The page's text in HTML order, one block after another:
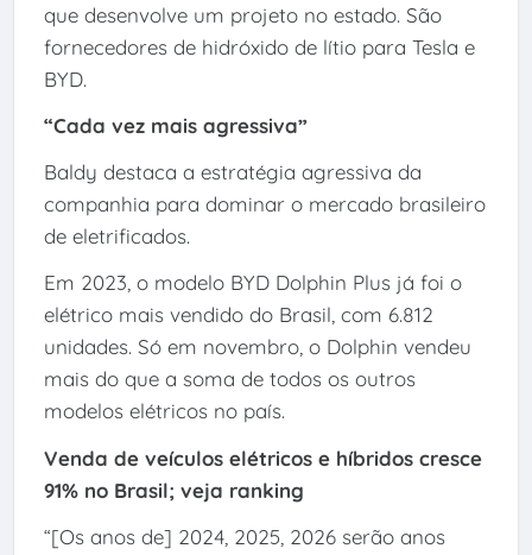
que desenvolve um projeto no estado. São
fornecedores de hidróxido de lítio para Tesla e
BYD.
“Cada vez mais agressiva”
Baldy destaca a estratégia agressiva da
companhia para dominar o mercado brasileiro
de eletrificados.
Em 2023, o modelo BYD Dolphin Plus já foi o
elétrico mais vendido do Brasil, com 6.812
unidades. Só em novembro, o Dolphin vendeu
mais do que a soma de todos os outros
modelos elétricos no país.
Venda de veículos elétricos e híbridos cresce
91% no Brasil; veja ranking
“[Os anos de] 2024, 2025, 2026 serão anos